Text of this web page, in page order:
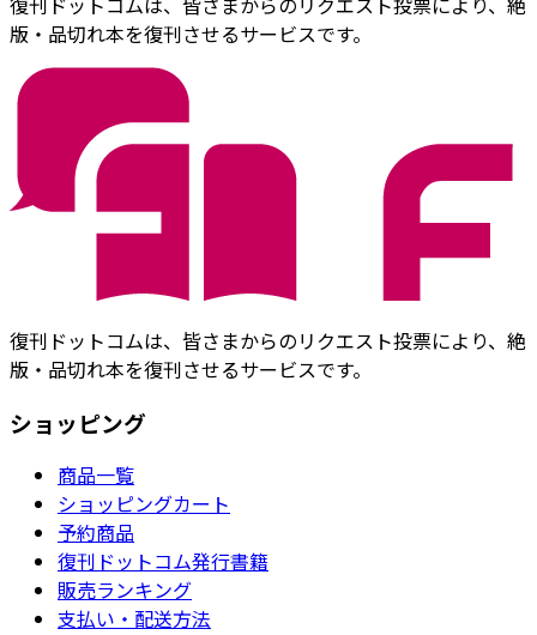
版・品切れ本を復刊させるサービスです。
復刊ドットコムは、皆さまからのリクエスト投票により、絶
版・品切れ本を復刊させるサービスです。
ショッピング
商品一覧
ショッピングカート
予約商品
復刊ドットコム発行書籍
販売ランキング
支払い・配送方法